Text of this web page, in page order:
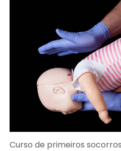
Curso de primeiros